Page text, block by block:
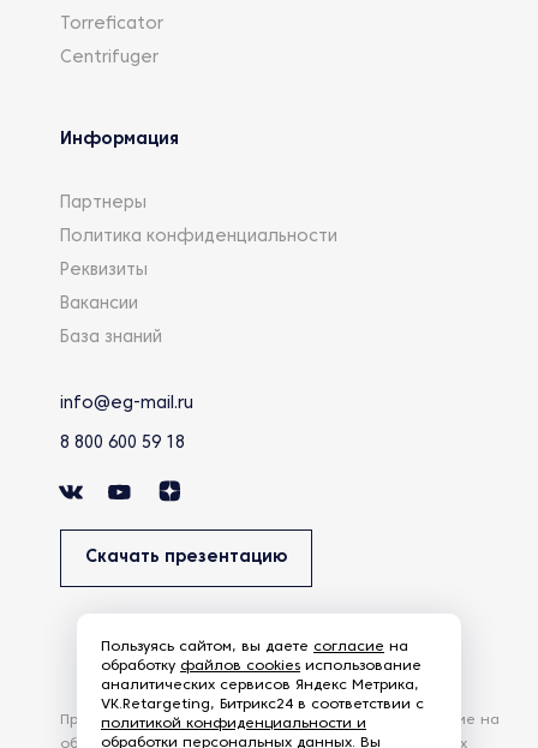
Torreficator
Centrifuger
Информация
Партнеры
Политика конфиденциальности
Реквизиты
Вакансии
База знаний
info@eg-mail.ru
8 800 600 59 18
Скачать презентацию
Продолжая использовать наш сайт, вы даете согласие на
обработку файлов Cookies и других пользовательских
Пользуясь сайтом, вы даете согласие на
обработку файлов cookies использование
аналитических сервисов Яндекс Метрика,
VK.Retargeting, Битрикс24 в соответствии с
политикой конфиденциальности и
обработки персональных данных. Вы